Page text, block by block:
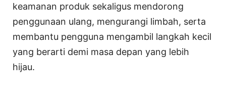
keamanan produk sekaligus mendorong
penggunaan ulang, mengurangi limbah, serta
membantu pengguna mengambil langkah kecil
yang berarti demi masa depan yang lebih
hijau.